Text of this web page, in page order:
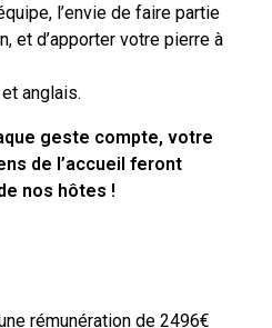
l’envie de faire partie
et d’apporter votre pierre à
anglais.
geste compte, votre
de l’accueil feront
nos hôtes !
rémunération de 2496€